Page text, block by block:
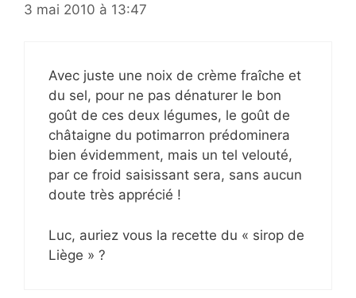
3 mai 2010 à 13:47
Avec juste une noix de crème fraîche et
du sel, pour ne pas dénaturer le bon
goût de ces deux légumes, le goût de
châtaigne du potimarron prédominera
bien évidemment, mais un tel velouté,
par ce froid saisissant sera, sans aucun
doute très apprécié !
Luc, auriez vous la recette du « sirop de
Liège » ?